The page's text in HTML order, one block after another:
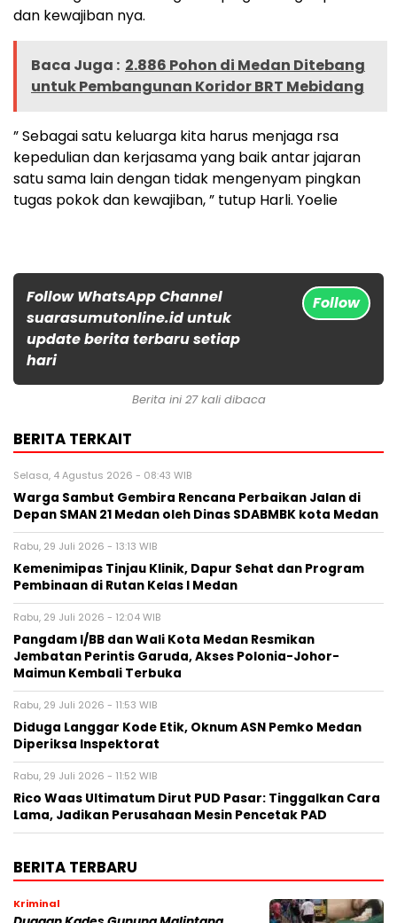
dan kewajiban nya.
Baca Juga : 2.886 Pohon di Medan Ditebang
untuk Pembangunan Koridor BRT Mebidang
” Sebagai satu keluarga kita harus menjaga rsa
kepedulian dan kerjasama yang baik antar jajaran
satu sama lain dengan tidak mengenyam pingkan
tugas pokok dan kewajiban, ” tutup Harli. Yoelie
Follow WhatsApp Channel
suarasumutonline.id untuk
update berita terbaru setiap
hari
Follow
Berita ini 27 kali dibaca
BERITA TERKAIT
Selasa, 4 Agustus 2026 - 08:43 WIB
Warga Sambut Gembira Rencana Perbaikan Jalan di
Depan SMAN 21 Medan oleh Dinas SDABMBK kota Medan
Rabu, 29 Juli 2026 - 13:13 WIB
Kemenimipas Tinjau Klinik, Dapur Sehat dan Program
Pembinaan di Rutan Kelas I Medan
Rabu, 29 Juli 2026 - 12:04 WIB
Pangdam I/BB dan Wali Kota Medan Resmikan
Jembatan Perintis Garuda, Akses Polonia-Johor-
Maimun Kembali Terbuka
Rabu, 29 Juli 2026 - 11:53 WIB
Diduga Langgar Kode Etik, Oknum ASN Pemko Medan
Diperiksa Inspektorat
Rabu, 29 Juli 2026 - 11:52 WIB
Rico Waas Ultimatum Dirut PUD Pasar: Tinggalkan Cara
Lama, Jadikan Perusahaan Mesin Pencetak PAD
BERITA TERBARU
Kriminal